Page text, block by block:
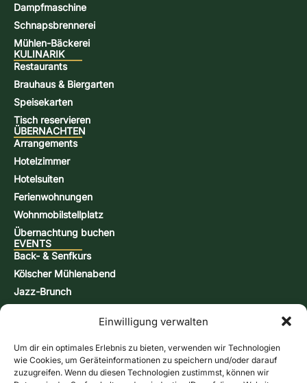
Einwilligung verwalten
Um dir ein optimales Erlebnis zu bieten, verwenden wir Technologien
wie Cookies, um Geräteinformationen zu speichern und/oder darauf
zuzugreifen. Wenn du diesen Technologien zustimmst, können wir
Dampfmaschine
Schnapsbrennerei
Mühlen-Bäckerei
KULINARIK
Restaurants
Brauhaus & Biergarten
Speisekarten
Tisch reservieren
ÜBERNACHTEN
Arrangements
Hotelzimmer
Hotelsuiten
Ferienwohnungen
Wohnmobilstellplatz
Übernachtung buchen
EVENTS
Back- & Senfkurs
Kölscher Mühlenabend
Jazz-Brunch
Schnappsbrenn-Kurs
Aktionstage
KONTAKT & INFORMATIONEN
Kontaktformular